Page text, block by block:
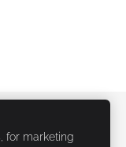
for marketing